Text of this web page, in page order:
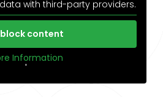
with third-party providers.
content
Information
'